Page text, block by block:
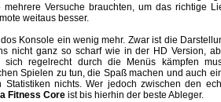
Versuche brauchten, um das richtige
weitaus besser.
Konsole ein wenig mehr. Zwar ist die
nicht ganz so scharf wie in der HD Version,
regelrecht durch die Menüs kämpfen
Spielen zu tun, die Spaß machen und auch
nichts. Wer jedoch zwischen den
Fitness Core ist bis hierhin der beste Ableger.